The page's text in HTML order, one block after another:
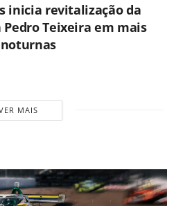
inicia revitalização da
Teixeira em mais
MAIS